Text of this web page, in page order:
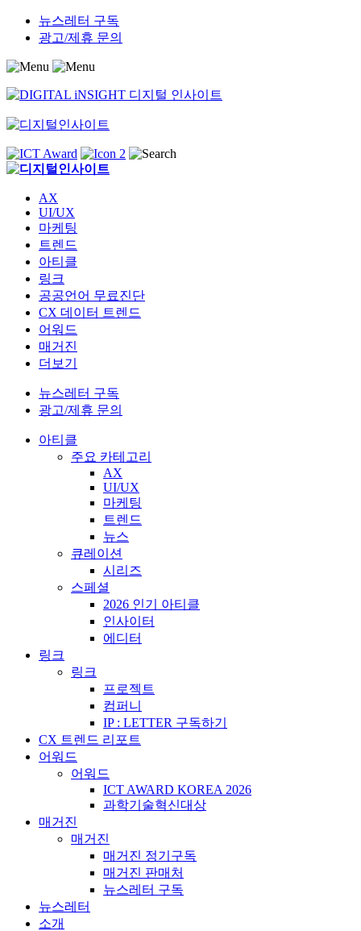
Skip
content
뉴스레터 구독
광고/제휴 문의
AX
UI/UX
마케팅
트렌드
아티클
링크
공공언어 무료진단
CX 데이터 트렌드
어워드
매거진
더보기
뉴스레터 구독
광고/제휴 문의
아티클
주요 카테고리
AX
UI/UX
마케팅
트렌드
뉴스
큐레이션
시리즈
스페셜
2026 인기 아티클
인사이터
에디터
링크
링크
프로젝트
컴퍼니
IP : LETTER 구독하기
CX 트렌드 리포트
어워드
어워드
ICT AWARD KOREA 2026
과학기술혁신대상
매거진
매거진
매거진 정기구독
매거진 판매처
뉴스레터 구독
뉴스레터
소개